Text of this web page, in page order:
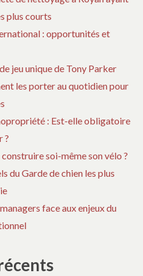
plus courts
: opportunités et
jeu unique de Tony Parker
les porter au quotidien pour
: Est-elle obligatoire
?
soi-même son vélo ?
du Garde de chien les plus
face aux enjeux du